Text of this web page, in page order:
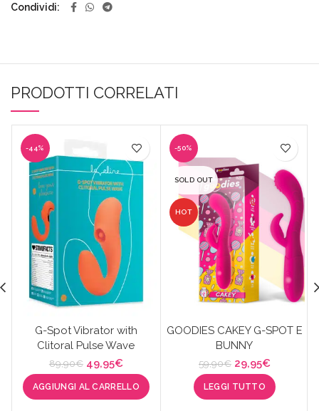
Condividi
PRODOTTI CORRELATI
-44%
G-Spot Vibrator with
Clitoral Pulse Wave
89,90€ Il
prezzo
originale
era:
49,95€Il
prezzo
attuale
è:
AGGIUNGI AL CARRELLO
-50%
SOLD OUT
HOT
GOODIES CAKEY G-SPOT E
BUNNY
59,90€ Il
prezzo
originale
era:
29,95€Il
prezzo
attuale
LEGGI TUTTO